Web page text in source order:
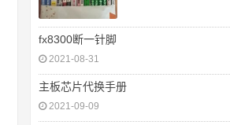
fx8300断一针脚
2021-08-31
主板芯片代换手册
2021-09-09